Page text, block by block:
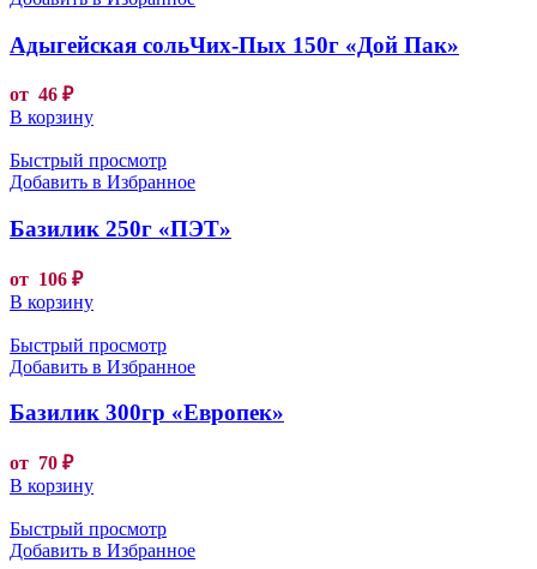
Адыгейская сольЧих-Пых 150г «Дой Пак»
от 46 ₽
В корзину
Быстрый просмотр
Добавить в Избранное
Базилик 250г «ПЭТ»
от 106 ₽
В корзину
Быстрый просмотр
Добавить в Избранное
Базилик 300гр «Европек»
от 70 ₽
В корзину
Быстрый просмотр
Добавить в Избранное